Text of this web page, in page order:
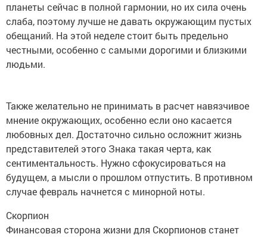
планеты сейчас в полной гармонии, но их сила очень
слаба, поэтому лучше не давать окружающим пустых
обещаний. На этой неделе стоит быть предельно
честными, особенно с самыми дорогими и близкими
людьми.
Также желательно не принимать в расчет навязчивое
мнение окружающих, особенно если оно касается
любовных дел. Достаточно сильно осложнит жизнь
представителей этого Знака такая черта, как
сентиментальность. Нужно сфокусироваться на
будущем, а мысли о прошлом отпустить. В противном
случае февраль начнется с минорной ноты.
Скорпион
Финансовая сторона жизни для Скорпионов станет